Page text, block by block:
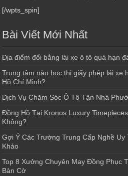
[/wpts_spin]
Bài Viết Mới Nhất
Địa điểm đổi bằng lái xe ô tô quá hạn
Trung tâm nào học thi giấy phép lái xe
Hồ Chí Minh?
Dịch Vụ Chăm Sóc Ô Tô Tận Nhà
Đồng Hồ Tại Kronos Luxury
Không?
Gợi Ý Các Trường Trung Cấp Nghề
Khảo
Top 8 Xưởng Chuyên May Đồng Phục
Bàn Cờ